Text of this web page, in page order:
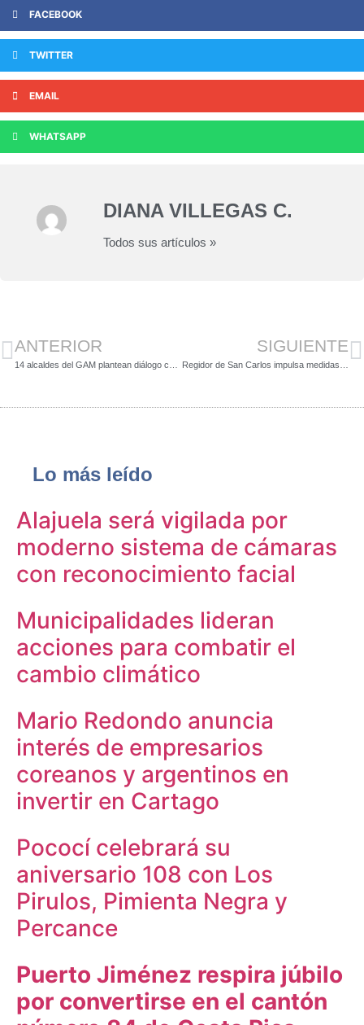
FACEBOOK
TWITTER
EMAIL
WHATSAPP
DIANA VILLEGAS C.
Todos sus artículos »
ANTERIOR SIGUIENTE
Lo más leído
Alajuela será vigilada por
moderno sistema de cámaras
con reconocimiento facial
Municipalidades lideran
acciones para combatir el
cambio climático
Mario Redondo anuncia
interés de empresarios
coreanos y argentinos en
invertir en Cartago
Pococí celebrará su
aniversario 108 con Los
Pirulos, Pimienta Negra y
Percance
Puerto Jiménez respira júbilo
por convertirse en el cantón